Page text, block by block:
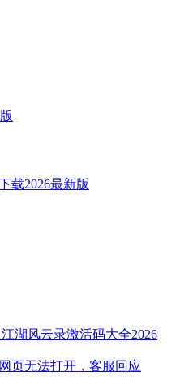
载2026最新版
湖风云录激活码大全2026
页无法打开，客服回应